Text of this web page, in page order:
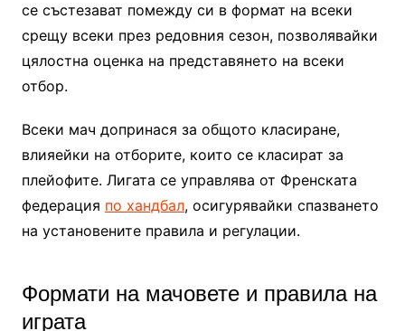
се състезават помежду си в формат на всеки
срещу всеки през редовния сезон, позволявайки
цялостна оценка на представянето на всеки
отбор.
Всеки мач допринася за общото класиране,
влияейки на отборите, които се класират за
плейофите. Лигата се управлява от Френската
федерация по хандбал, осигурявайки спазването
на установените правила и регулации.
Формати на мачовете и правила на
играта